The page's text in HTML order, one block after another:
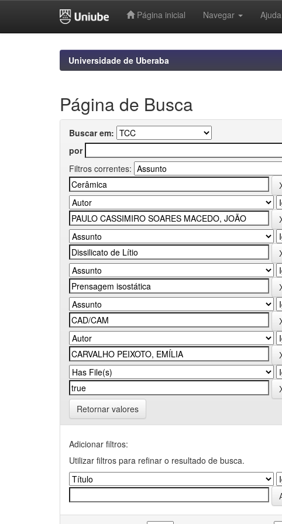
Página inicial Navegar Ajuda
Universidade de Uberaba
Página de Busca
Buscar em:
por
Filtros correntes:
Retornar valores
Adicionar filtros:
Utilizar filtros para refinar o resultado de busca.